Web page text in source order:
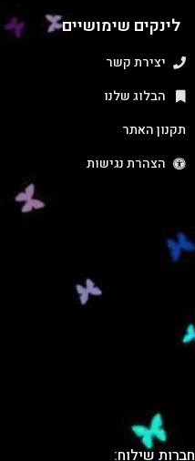
לינקים שימושיים
יצירת קשר
הבלוג שלנו
תקנון האתר
הצהרת נגישות
חברות שילוח: